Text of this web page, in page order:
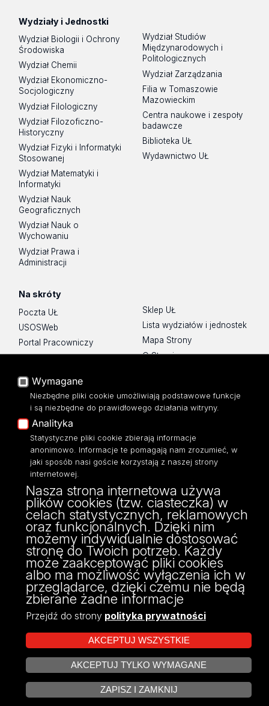
Wydziały i Jednostki
Wydział Biologii i Ochrony
Środowiska
Wydział Chemii
Wydział Ekonomiczno-
Socjologiczny
Wydział Filologiczny
Wydział Filozoficzno-
Historyczny
Wydział Fizyki i Informatyki
Stosowanej
Wydział Matematyki i
Informatyki
Wydział Nauk
Geograficznych
Wydział Nauk o
Wychowaniu
Wydział Prawa i
Administracji
Wydział Studiów
Międzynarodowych i
Politologicznych
Wydział Zarządzania
Filia w Tomaszowie
Mazowieckim
Centra naukowe i zespoły
badawcze
Biblioteka UŁ
Wydawnictwo UŁ
Na skróty
Poczta UŁ
USOSWeb
Portal Pracowniczy
Baza Aktów Własnych
Moodle
Eksperci UŁ
Polityka Prywatności
Dostępność
Sklep UŁ
Lista wydziałów i jednostek
Mapa Strony
O Stronie
ul. Narutowicza 68, 90-136 Łódź
NIP: 724 000 32 43
Adres do doręczeń elektronicznych (ADE):
AE:PL-74796-17640-IHHIV-17
KONTAKT
Projekt Multiportalu UŁ współfinansowany z funduszy Unii Europejskiej w
ramach konkursu NCBR
Wymagane
Niezbędne pliki cookie umożliwiają podstawowe funkcje
i są niezbędne do prawidłowego działania witryny.
Analityka
Statystyczne pliki cookie zbierają informacje
anonimowo. Informacje te pomagają nam zrozumieć, w
jaki sposób nasi goście korzystają z naszej strony
internetowej.
Nasza strona internetowa używa
plików cookies (tzw. ciasteczka) w
celach statystycznych, reklamowych
oraz funkcjonalnych. Dzięki nim
możemy indywidualnie dostosować
stronę do Twoich potrzeb. Każdy
może zaakceptować pliki cookies
albo ma możliwość wyłączenia ich w
przeglądarce, dzięki czemu nie będą
zbierane żadne informacje
Przejdź do strony polityka prywatności
AKCEPTUJ WSZYSTKIE
AKCEPTUJ TYLKO WYMAGANE
ZAPISZ I ZAMKNIJ
ZARZĄDZAJ COOKIES